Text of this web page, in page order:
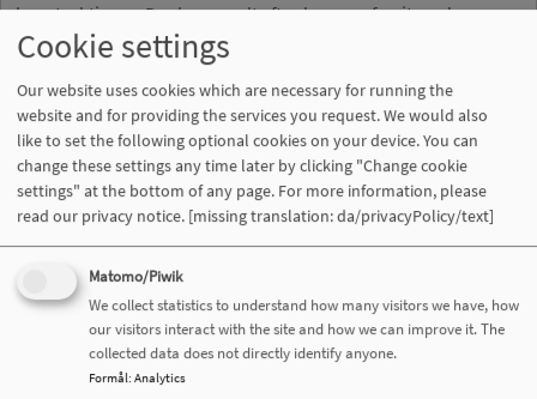
konstruktioner. Der bruges alt efter kravene ferrit med
luftspalte, pulverkerne eller plader (pladesamlinger, c-kerne af
SiFe, amorf og nanokrystallinske legeringer).
Cookie settings
Our website uses cookies which are necessary for running the
website and for providing the services you request. We would also
like to set the following optional cookies on your device. You can
change these settings any time later by clicking "Change cookie
settings" at the bottom of any page. For more information, please
read our privacy notice. [missing translation: da/privacyPolicy/text]
Matomo/Piwik
We collect statistics to understand how many visitors we have, how
our visitors interact with the site and how we can improve it. The
collected data does not directly identify anyone.
Formål: Analytics